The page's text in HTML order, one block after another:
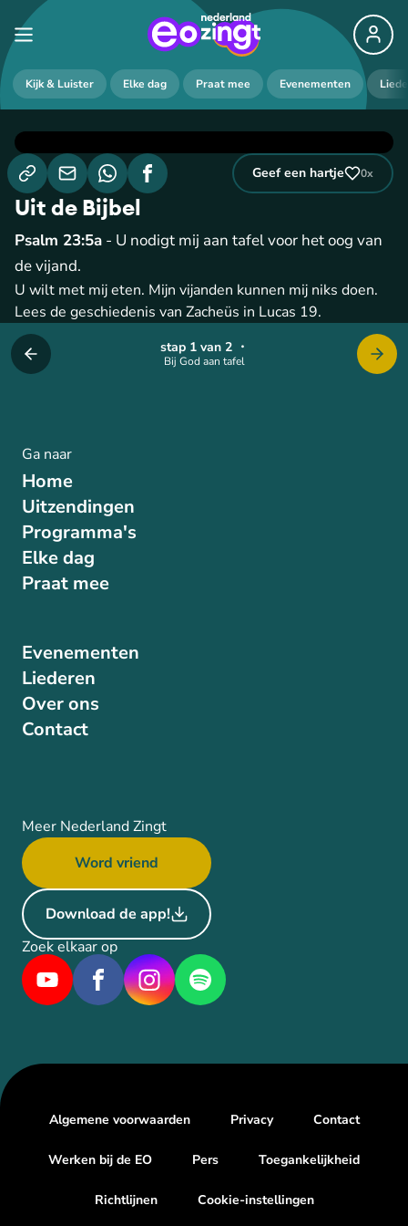
Kijk & Luister Elke dag Praat mee Evenementen
Bij God aan tafel
stap 1 van 2・
Geef een hartje 0x
Uit de Bijbel
Psalm 23:5a - U nodigt mij aan tafel voor het oog van
de vijand.
U wilt met mij eten. Mijn vijanden kunnen mij niks doen.
Lees de geschiedenis van Zacheüs in Lucas 19.
Ga naar
Home
Uitzendingen
Programma's
Elke dag
Praat mee
Evenementen
Liederen
Over ons
Contact
Meer Nederland Zingt
Word vriend
Download de app!
Zoek elkaar op
Algemene voorwaarden Privacy Contact
Werken bij de EO Pers Toegankelijkheid
Richtlijnen Cookie-instellingen